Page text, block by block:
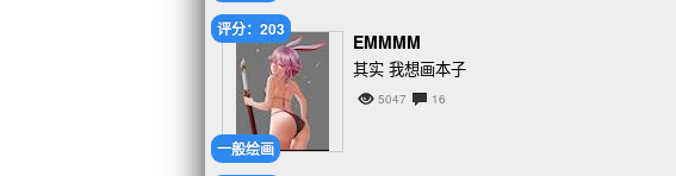
一般绘画
评分：203
EMMMM
其实 我想画本子
5047 16